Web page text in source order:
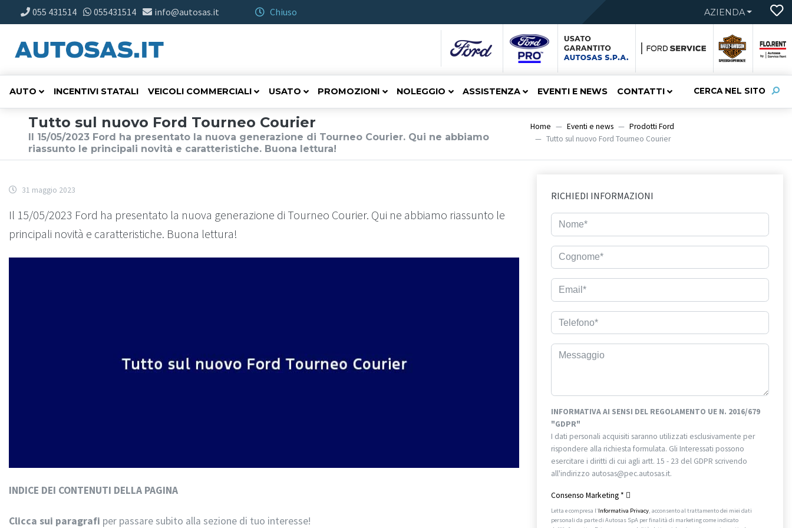
055 431514 055431514 info@autosas.it Chiuso AZIENDA
CERCA NEL SITO
AUTO INCENTIVI STATALI VEICOLI COMMERCIALI USATO PROMOZIONI NOLEGGIO ASSISTENZA EVENTI E NEWS CONTATTI
Tutto sul nuovo Ford Tourneo Courier
Il 15/05/2023 Ford ha presentato la nuova generazione di Tourneo Courier. Qui ne abbiamo
riassunto le principali novità e caratteristiche. Buona lettura!
Home Eventi e news
Prodotti Ford
Tutto sul nuovo Ford Tourneo Courier
31 maggio 2023
Il 15/05/2023 Ford ha presentato la nuova generazione di Tourneo Courier. Qui ne abbiamo riassunto le
principali novità e caratteristiche. Buona lettura!
INDICE DEI CONTENUTI DELLA PAGINA
Clicca sui paragrafi per passare subito alla sezione di tuo interesse!
RICHIEDI INFORMAZIONI
INFORMATIVA AI SENSI DEL REGOLAMENTO UE N. 2016/679
"GDPR"
I dati personali acquisiti saranno utilizzati esclusivamente per
rispondere alla richiesta formulata. Gli Interessati possono
esercitare i diritti di cui agli artt. 15 - 23 del GDPR scrivendo
all'indirizzo autosas@pec.autosas.it.
Consenso Marketing *
Letta e compresa l’Informativa Privacy, acconsento al trattamento dei miei dati
personali da parte di Autosas SpA per finalità di marketing come indicato